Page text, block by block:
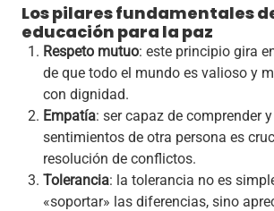
Los pilares fundamentales
educación para la paz
Respeto mutuo: este principio gira
de que todo el mundo es valioso y
con dignidad.
Empatía: ser capaz de comprender
sentimientos de otra persona es
resolución de conflictos.
Tolerancia: la tolerancia no es
«soportar» las diferencias, sino